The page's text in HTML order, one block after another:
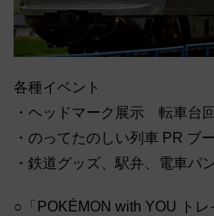
各種イベント
・ヘッドマーク展示 転車台
・のってたのしい列車 PR ブ
・鉄道グッズ、駅弁、電車パ
○「POKÉMON with YOU ト